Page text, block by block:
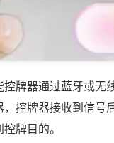
牌器通过蓝牙或无
控牌器接收到信号
牌目的。